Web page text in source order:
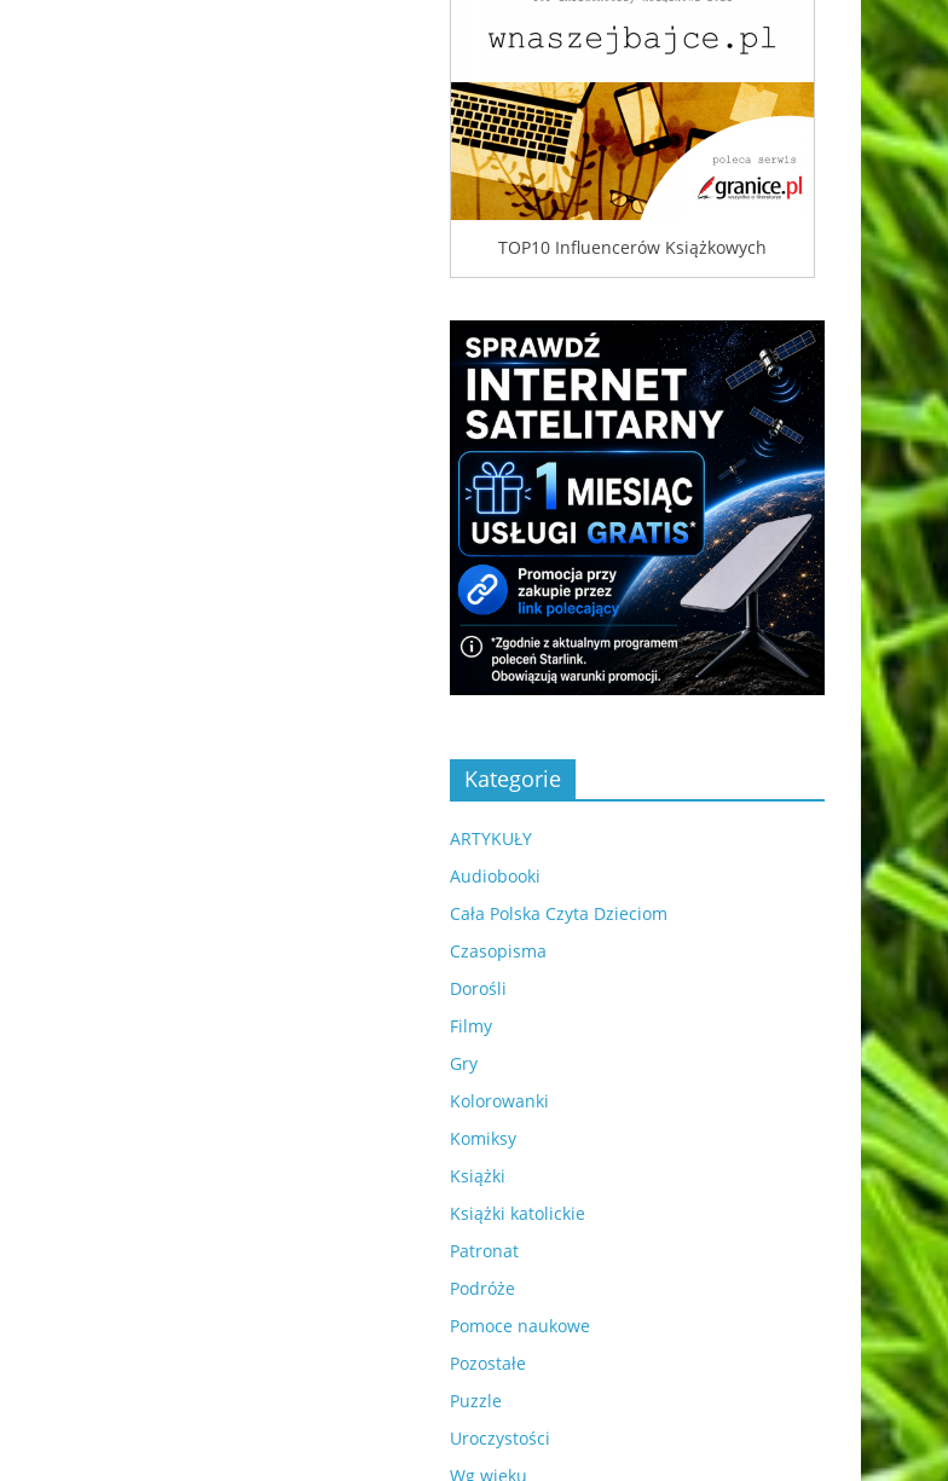
TOP10 Influencerów Książkowych
Kategorie
ARTYKUŁY
Audiobooki
Cała Polska Czyta Dzieciom
Czasopisma
Dorośli
Filmy
Gry
Kolorowanki
Komiksy
Książki
Książki katolickie
Patronat
Podróże
Pomoce naukowe
Pozostałe
Puzzle
Uroczystości
Wg wieku